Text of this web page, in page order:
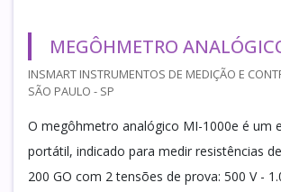
MEGÔHMETRO
INSMART INSTRUMENTOS DE MEDIÇÃO E
SÃO PAULO - SP
O megôhmetro analógico MI-1000e é um
portátil, indicado para medir resistências
200 GO com 2 tensões de prova: 500 V -